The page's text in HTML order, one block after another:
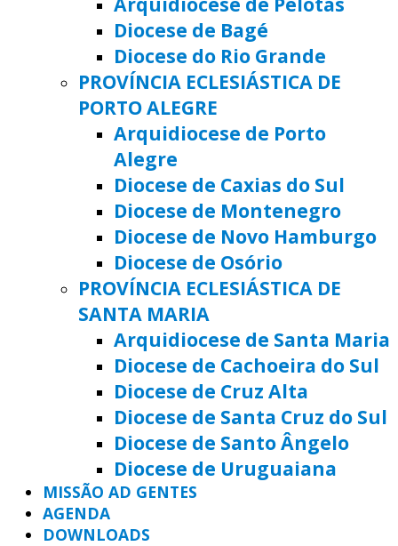
Diocese de Bagé
Diocese do Rio Grande
PROVÍNCIA ECLESIÁSTICA DE
PORTO ALEGRE
Arquidiocese de Porto
Alegre
Diocese de Caxias do Sul
Diocese de Montenegro
Diocese de Novo Hamburgo
Diocese de Osório
PROVÍNCIA ECLESIÁSTICA DE
SANTA MARIA
Arquidiocese de Santa Maria
Diocese de Cachoeira do Sul
Diocese de Cruz Alta
Diocese de Santa Cruz do Sul
Diocese de Santo Ângelo
Diocese de Uruguaiana
MISSÃO AD GENTES
AGENDA
DOWNLOADS